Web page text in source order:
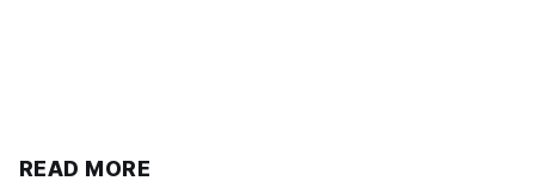
READ MORE